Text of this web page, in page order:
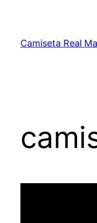
contenido
Camiseta Real